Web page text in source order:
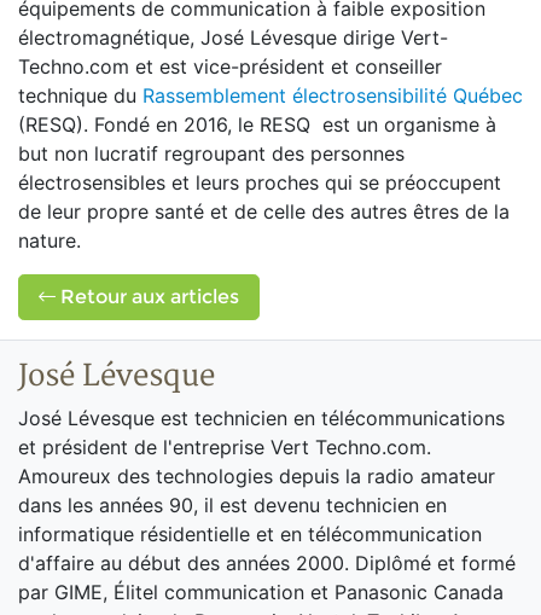
équipements de communication à faible exposition
électromagnétique, José Lévesque dirige Vert-
Techno.com et est vice-président et conseiller
technique du Rassemblement électrosensibilité Québec
(RESQ). Fondé en 2016, le RESQ est un organisme à
but non lucratif regroupant des personnes
électrosensibles et leurs proches qui se préoccupent
de leur propre santé et de celle des autres êtres de la
nature.
Retour aux articles
José Lévesque
José Lévesque est technicien en télécommunications
et président de l'entreprise Vert Techno.com.
Amoureux des technologies depuis la radio amateur
dans les années 90, il est devenu technicien en
informatique résidentielle et en télécommunication
d'affaire au début des années 2000. Diplômé et formé
par GIME, Élitel communication et Panasonic Canada